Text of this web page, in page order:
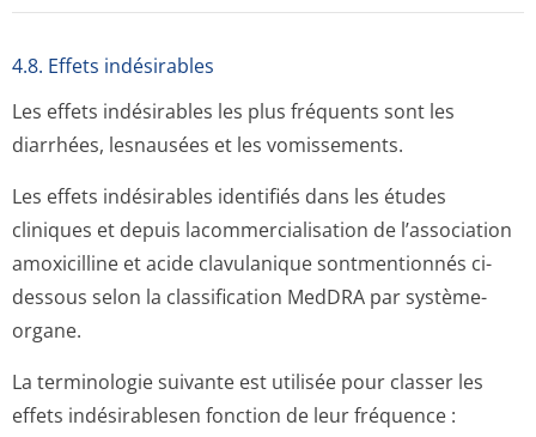
4.8. Effets indésirables
Les effets indésirables les plus fréquents sont les
diarrhées, lesnausées et les vomissements.
Les effets indésirables identifiés dans les études
cliniques et depuis lacommercialisation de l’association
amoxicilline et acide clavulanique sontmentionnés ci-
dessous selon la classification MedDRA par système-
organe.
La terminologie suivante est utilisée pour classer les
effets indésirablesen fonction de leur fréquence :